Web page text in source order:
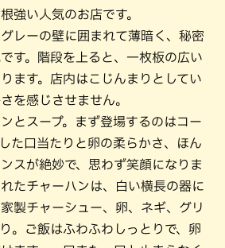
強い人気のお店です。
レーの壁に囲まれて薄暗く、秘密
す。階段を上ると、一枚板の広い
ます。店内はこじんまりとしてい
を感じさせません。
とスープ。まず登場するのはコー
た口当たりと卵の柔らかさ、ほん
スが絶妙で、思わず笑顔になりま
たチャーハンは、白い横長の器に
製チャーシュー、卵、ネギ、グリ
。ご飯はふわふわしっとりで、卵